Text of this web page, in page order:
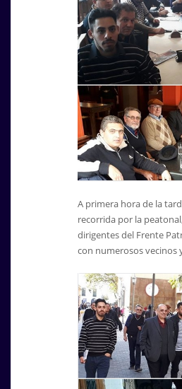
A primera hora de la
recorrida por la
dirigentes del Frente
con numerosos vecinos